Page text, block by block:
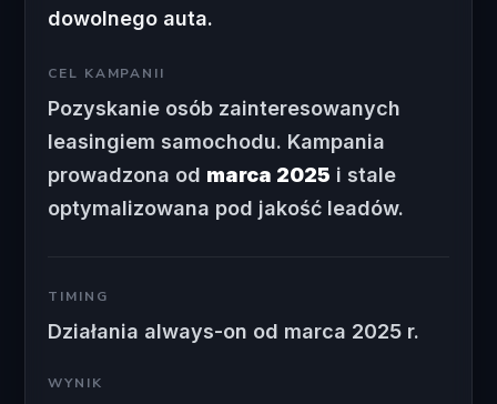
dowolnego auta.
CEL KAMPANII
Pozyskanie osób zainteresowanych
leasingiem samochodu. Kampania
prowadzona od marca 2025 i stale
optymalizowana pod jakość leadów.
TIMING
Działania always-on od marca 2025 r.
WYNIK